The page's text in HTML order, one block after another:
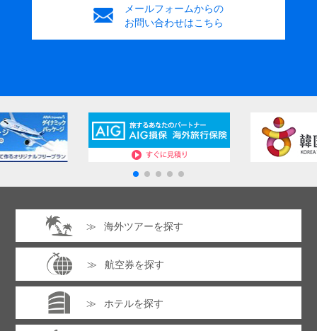
メールフォームからの
お問い合わせはこちら
海外ツアーを探す
航空券を探す
ホテルを探す